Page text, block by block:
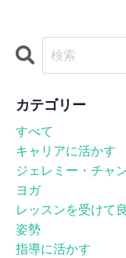
カテゴリー
すべて
キャリアに活かす
ジェレミー・チャ
ヨガ
レッスンを受けて
姿勢
指導に活かす